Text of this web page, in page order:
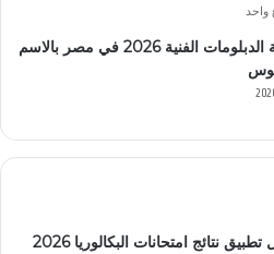
واحد
رابط نتيجة الدبلومات الفنية 2026 في مصر بالاسم
رابط تنزيل تطبيق نتائج امتحانات البكالوريا 2026